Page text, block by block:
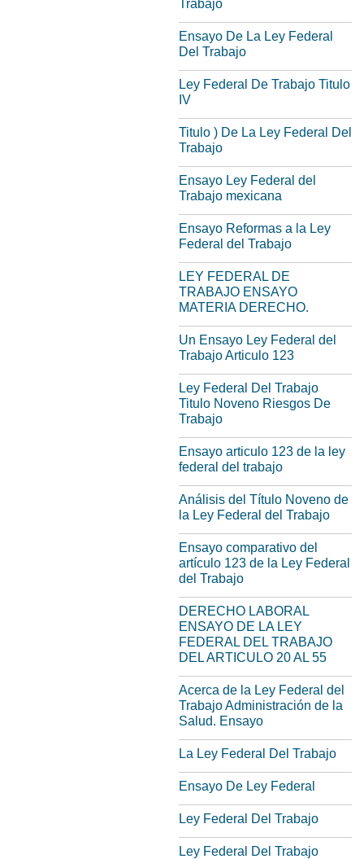
Trabajo
Ensayo De La Ley Federal
Del Trabajo
Ley Federal De Trabajo Titulo
IV
Titulo ) De La Ley Federal Del
Trabajo
Ensayo Ley Federal del
Trabajo mexicana
Ensayo Reformas a la Ley
Federal del Trabajo
LEY FEDERAL DE
TRABAJO ENSAYO
MATERIA DERECHO.
Un Ensayo Ley Federal del
Trabajo Articulo 123
Ley Federal Del Trabajo
Titulo Noveno Riesgos De
Trabajo
Ensayo articulo 123 de la ley
federal del trabajo
Análisis del Título Noveno de
la Ley Federal del Trabajo
Ensayo comparativo del
artículo 123 de la Ley Federal
del Trabajo
DERECHO LABORAL
ENSAYO DE LA LEY
FEDERAL DEL TRABAJO
DEL ARTICULO 20 AL 55
Acerca de la Ley Federal del
Trabajo Administración de la
Salud. Ensayo
La Ley Federal Del Trabajo
Ensayo De Ley Federal
Ley Federal Del Trabajo
Ley Federal Del Trabajo